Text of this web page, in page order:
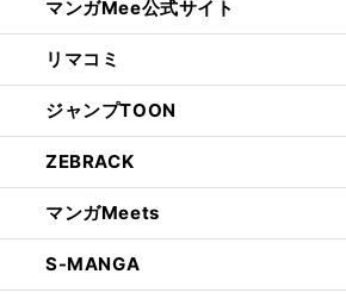
マンガMee公式サイト
リマコミ
ジャンプTOON
ZEBRACK
マンガMeets
S-MANGA